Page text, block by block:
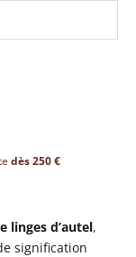
dès 250 €
linges d’autel,
signification